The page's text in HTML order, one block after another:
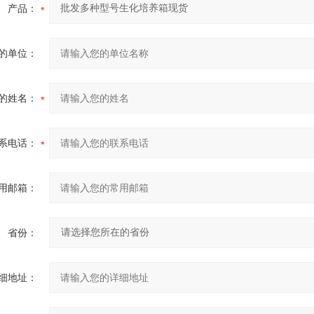
产品：
单位：
姓名：
电话：
邮箱：
省份：
地址：